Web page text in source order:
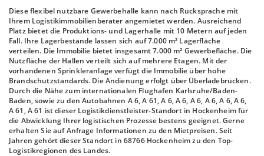
Diese flexibel nutzbare Gewerbehalle kann nach Rücksprache mit
Ihrem Logistikimmobilienberater angemietet werden. Ausreichend
Platz bietet die Produktions- und Lagerhalle mit 10 Metern auf jeden
Fall. Ihre Lagerbestände lassen sich auf 7.000 m² Lagerfläche
verteilen. Die Immobilie bietet insgesamt 7.000 m² Gewerbefläche. Die
Nutzfläche der Hallen verteilt sich auf mehrere Etagen. Mit der
vorhandenen Sprinkleranlage verfügt die Immobilie über hohe
Brandschutzstandards. Die Andienung erfolgt über Überladebrücken.
Durch die Nähe zum internationalen Flughafen Karlsruhe/Baden-
Baden, sowie zu den Autobahnen A 6, A 61, A 6, A 6, A 6, A 6, A 6, A 6,
A 61, A 61 ist dieser Logistikdienstleister-Standort in Hockenheim für
die Abwicklung Ihrer logistischen Prozesse bestens geeignet. Gerne
erhalten Sie auf Anfrage Informationen zu den Mietpreisen. Seit
Jahren gehört dieser Standort in 68766 Hockenheim zu den Top-
Logistikregionen des Landes.